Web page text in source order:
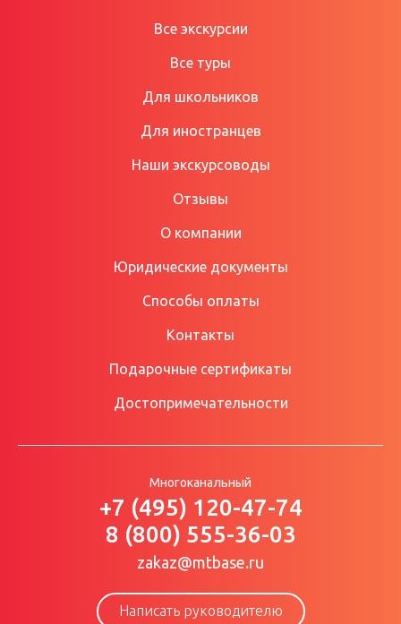
Все экскурсии
Все туры
Для школьников
Для иностранцев
Наши экскурсоводы
Отзывы
О компании
Юридические документы
Способы оплаты
Контакты
Подарочные сертификаты
Достопримечательности
Многоканальный
+7 (495) 120-47-74
8 (800) 555-36-03
zakaz@mtbase.ru
Написать руководителю